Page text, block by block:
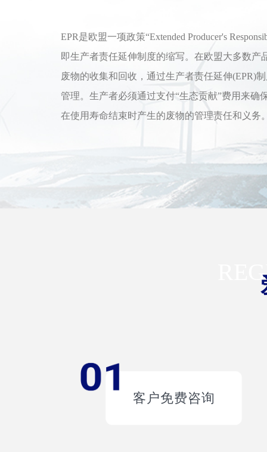
EPR是欧盟一项政策“Extended Producer's
即生产者责任延伸制度的缩写。在欧盟大多数产
废物的收集和回收，通过生产者责任延伸(EPR)
管理。生产者必须通过支付“生态贡献”费用来确
在使用寿命结束时产生的废物的管理责任和义务
客户免费咨询